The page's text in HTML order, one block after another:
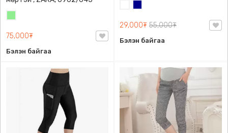
75,000₮
Бэлэн байгаа
29,000₮ 55,000₮
Бэлэн байгаа